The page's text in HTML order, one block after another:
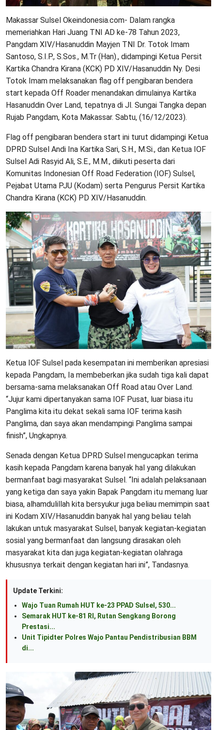
Makassar Sulsel Okeindonesia.com- Dalam rangka
memeriahkan Hari Juang TNI AD ke-78 Tahun 2023,
Pangdam XIV/Hasanuddin Mayjen TNI Dr. Totok Imam
Santoso, S.I.P., S.Sos., M.Tr (Han)., didampingi Ketua Persit
Kartika Chandra Kirana (KCK) PD XIV/Hasanuddin Ny. Desi
Totok Imam melaksanakan flag off pengibaran bendera
start kepada Off Roader menandakan dimulainya Kartika
Hasanuddin Over Land, tepatnya di Jl. Sungai Tangka depan
Rujab Pangdam, Kota Makassar. Sabtu, (16/12/2023).
Flag off pengibaran bendera start ini turut didampingi Ketua
DPRD Sulsel Andi Ina Kartika Sari, S.H., M.Si., dan Ketua IOF
Sulsel Adi Rasyid Ali, S.E., M.M., diikuti peserta dari
Komunitas Indonesian Off Road Federation (IOF) Sulsel,
Pejabat Utama PJU (Kodam) serta Pengurus Persit Kartika
Chandra Kirana (KCK) PD XIV/Hasanuddin.
Ketua IOF Sulsel pada kesempatan ini memberikan apresiasi
kepada Pangdam, Ia membeberkan jika sudah tiga kali dapat
bersama-sama melaksanakan Off Road atau Over Land.
“Jujur kami dipertanyakan sama IOF Pusat, luar biasa itu
Panglima kita itu dekat sekali sama IOF terima kasih
Panglima, dan saya akan mendampingi Panglima sampai
finish”, Ungkapnya.
Senada dengan Ketua DPRD Sulsel mengucapkan terima
kasih kepada Pangdam karena banyak hal yang dilakukan
bermanfaat bagi masyarakat Sulsel. “Ini adalah pelaksanaan
yang ketiga dan saya yakin Bapak Pangdam itu memang luar
biasa, alhamdulillah kita bersyukur juga beliau memimpin saat
ini Kodam XIV/Hasanuddin banyak hal yang beliau telah
lakukan untuk masyarakat Sulsel, banyak kegiatan-kegiatan
sosial yang bermanfaat dan langsung dirasakan oleh
masyarakat kita dan juga kegiatan-kegiatan olahraga
khususnya terkait dengan kegiatan hari ini”, Tandasnya.
Update Terkini:
Wajo Tuan Rumah HUT ke-23 PPAD Sulsel, 530...
Semarak HUT ke-81 RI, Rutan Sengkang Borong
Prestasi...
Unit Tipidter Polres Wajo Pantau Pendistribusian BBM
di...